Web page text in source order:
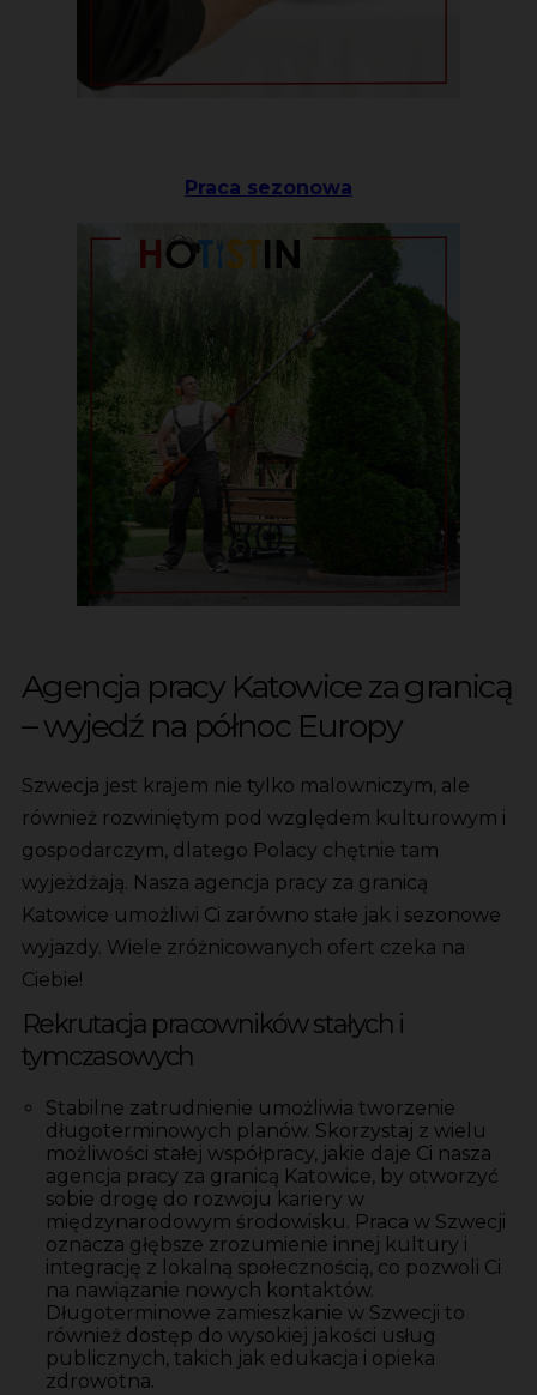
Praca sezonowa
Agencja pracy Katowice za granicą
– wyjedź na północ Europy
Szwecja jest krajem nie tylko malowniczym, ale
również rozwiniętym pod względem kulturowym i
gospodarczym, dlatego Polacy chętnie tam
wyjeżdżają. Nasza agencja pracy za granicą
Katowice umożliwi Ci zarówno stałe jak i sezonowe
wyjazdy. Wiele zróżnicowanych ofert czeka na
Ciebie!
Rekrutacja pracowników stałych i
tymczasowych
Stabilne zatrudnienie umożliwia tworzenie
długoterminowych planów. Skorzystaj z wielu
możliwości stałej współpracy, jakie daje Ci nasza
agencja pracy za granicą Katowice, by otworzyć
sobie drogę do rozwoju kariery w
międzynarodowym środowisku. Praca w Szwecji
oznacza głębsze zrozumienie innej kultury i
integrację z lokalną społecznością, co pozwoli Ci
na nawiązanie nowych kontaktów.
Długoterminowe zamieszkanie w Szwecji to
również dostęp do wysokiej jakości usług
publicznych, takich jak edukacja i opieka
zdrowotna.